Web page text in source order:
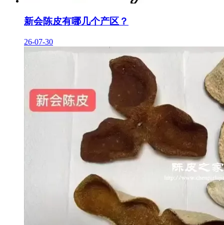
新会陈皮有哪几个产区？
26-07-30